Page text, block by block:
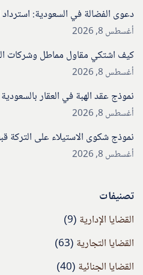
دعوى الفضالة في السعودية:
أغسطس 8, 2026
كيف اشتكي مقاول مماطل وشركات
أغسطس 8, 2026
نموذج عقد الهبة في العقار بالسعودية
أغسطس 8, 2026
نموذج شكوى الاستيلاء على التركة
أغسطس 8, 2026
تصنيفات
القضايا الإدارية (9)
القضايا التجارية (63)
القضايا الجنائية (40)